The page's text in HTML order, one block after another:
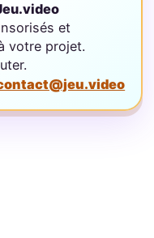
et
votre projet.